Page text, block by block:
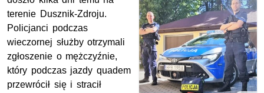
terenie Dusznik-Zdroju.
Policjanci podczas
wieczornej służby otrzymali
zgłoszenie o mężczyźnie,
który podczas jazdy quadem
przewrócił się i stracił